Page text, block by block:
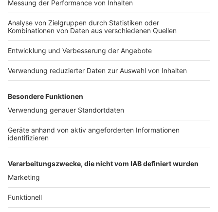
Wir benötigen Ihre
Zustimmung, um den YouTube
Video-Service zu laden!
Wir verwenden einen Service eines
Drittanbieters, um Videoinhalte
einzubetten. Dieser Service kann
Daten zu Ihren Aktivitäten
sammeln. Bitte lesen Sie die
Details durch und stimmen Sie der
Nutzung des Service zu, um dieses
Video anzusehen.
Mehr Informationen
Anzeige